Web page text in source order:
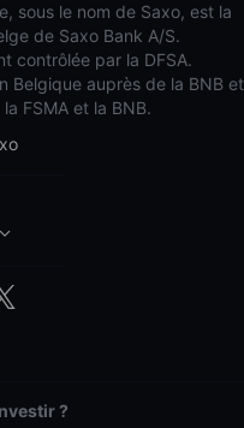
sous le nom de Saxo, est la
de Saxo Bank A/S.
contrôlée par la DFSA.
Belgique auprès de la BNB et
FSMA et la BNB.
?